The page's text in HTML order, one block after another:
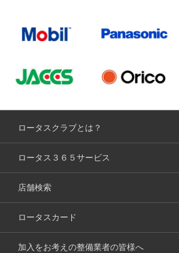
ロータスクラブとは？
ロータス３６５サービス
店舗検索
ロータスカード
加入をお考えの整備業者の皆様へ